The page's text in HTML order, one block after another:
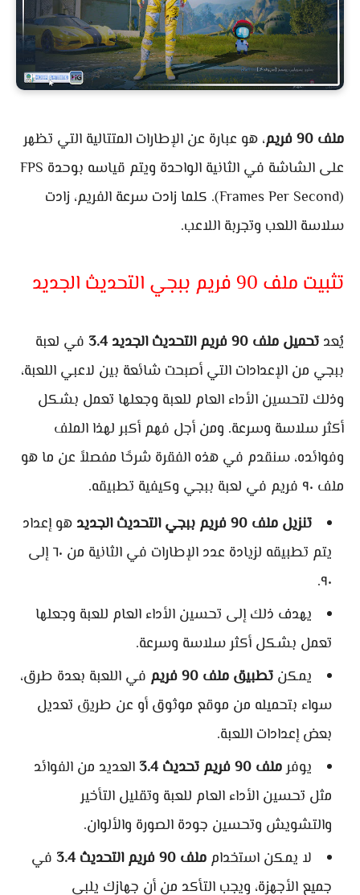
ملف 90 فريم
، هو عبارة عن الإطارات المتتالية التي تظهر
على الشاشة في الثانية الواحدة ويتم قياسه بوحدة FPS
(Frames Per Second). كلما زادت سرعة الفريم، زادت
سلاسة اللعب وتجربة اللاعب.
تثبيت ملف 90 فريم ببجي التحديث الجديد
يُعد تحميل ملف 90 فريم التحديث الجديد 3.4
في لعبة
ببجي من الإعدادات التي أصبحت شائعة بين لاعبي اللعبة،
وذلك لتحسين الأداء العام للعبة وجعلها تعمل بشكل
أكثر سلاسة وسرعة. ومن أجل فهم أكبر لهذا الملف
وفوائده، سنقدم في هذه الفقرة شرحًا مفصلاً عن ما هو
ملف ٩٠ فريم في لعبة ببجي وكيفية تطبيقه.
تنزيل ملف 90 فريم ببجي التحديث الجديد
هو إعداد
يتم تطبيقه لزيادة عدد الإطارات في الثانية من ٦٠ إلى
٩٠.
يهدف ذلك إلى تحسين الأداء العام للعبة وجعلها
تعمل بشكل أكثر سلاسة وسرعة.
يمكن تطبيق ملف 90 فريم
في اللعبة بعدة طرق،
سواء بتحميله من موقع موثوق أو عن طريق تعديل
بعض إعدادات اللعبة.
يوفرملف 90 فريم تحديث 3.4
العديد من الفوائد
مثل تحسين الأداء العام للعبة وتقليل التأخير
والتشويش وتحسين جودة الصورة والألوان.
لا يمكن استخدام ملف 90 فريم التحديث 3.4
في
جميع الأجهزة، ويجب التأكد من أن جهازك يلبي